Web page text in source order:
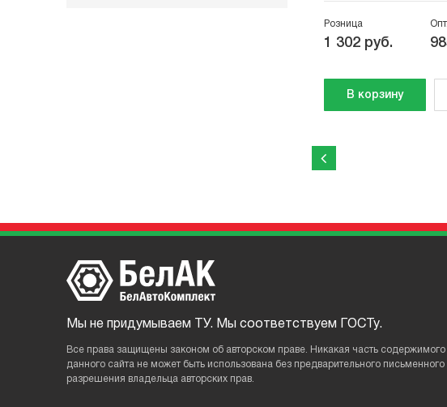
Розница
1 302 руб.
В корзину
Мы не придумываем ТУ. Мы соответствуем ГОСТу.
Все права защищены законом об авторском праве. Никакая часть содержимого
данного сайтa не может быть использована без предварительного письменного
разрешения владельца авторских прав.